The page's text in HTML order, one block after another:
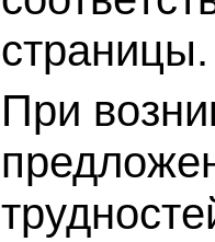
страницы.
При